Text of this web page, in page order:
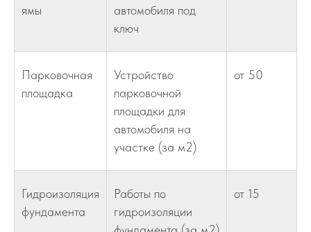
ямы
автомобиля под
ключ
Парковочная
площадка
Устройство
парковочной
площадки для
автомобиля на
участке (за м2)
от 50
Гидроизоляция
фундамента
Работы по
гидроизоляции
от 15